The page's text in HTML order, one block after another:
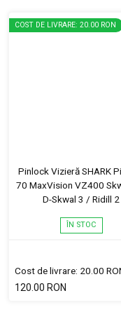
COST DE LIVRARE: 20.00 RON
Pinlock Vizieră SHARK
70 MaxVision VZ400
D-Skwal 3 / Ridill 2
ÎN STOC
Cost de livrare: 20.00
120.00 RON